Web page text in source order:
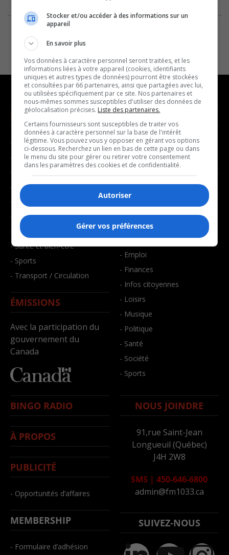
NOUVELLES
- Affaires municipales
- Communauté / Social
- Culture
- Économie
- Éducation
- Environnement
- Faits divers
- Santé et bien-être
- Sports
- Transport / Circulation
ÉMISSIONS
Avec la participation du
gouvernement du
Canada
MUSIQUE
- Décompte franco
- Joué récemment
BALADOS
- Art de vivre
- Bien-être
- Emploi
- Finances
- Infos citoyennes
- Loisirs
- Musique
- Politique
- Santé
- Société
- Sports
BINGO RADIO
À PROPOS
PUBLICITÉ
- Opportunités d’affaires
MEMBERSHIP
- Formulaire d’adhésion
NOUS JOINDRE
91,rue Saint-Jean
Longueuil (Québec)
J4H 2W8
SMS | 450-646-6800
admin@fm1033.ca
SUIVEZ-NOUS
Stocker et/ou accéder à des informations sur un
appareil
En savoir plus
Vos données à caractère personnel seront traitées, et les
informations liées à votre appareil (cookies, identifiants
uniques et autres types de données) pourront être stockées
et consultées par 66 partenaires, ainsi que partagées avec lui,
ou utilisées spécifiquement par ce site. Nos partenaires et
nous-mêmes sommes susceptibles d'utiliser des données de
géolocalisation précises. Liste des partenaires.
Certains fournisseurs sont susceptibles de traiter vos
données à caractère personnel sur la base de l'intérêt
légitime. Vous pouvez vous y opposer en gérant vos options
ci-dessous. Recherchez un lien en bas de cette page ou dans
le menu du site pour gérer ou retirer votre consentement
dans les paramètres des cookies et de confidentialité.
Autoriser
Gérer vos préférences